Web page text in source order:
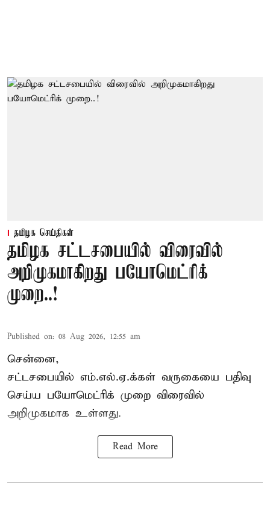
தமிழக செய்திகள்
தமிழக சட்டசபையில் விரைவில்
அறிமுகமாகிறது பயோமெட்ரிக்
முறை..!
Published on: 08 Aug 2026, 12:55 am
சென்னை,
சட்டசபையில் எம்.எல்.ஏ.க்கள் வருகையை பதிவு
செய்ய பயோமெட்ரிக் முறை விரைவில்
அறிமுகமாக உள்ளது.
Read More